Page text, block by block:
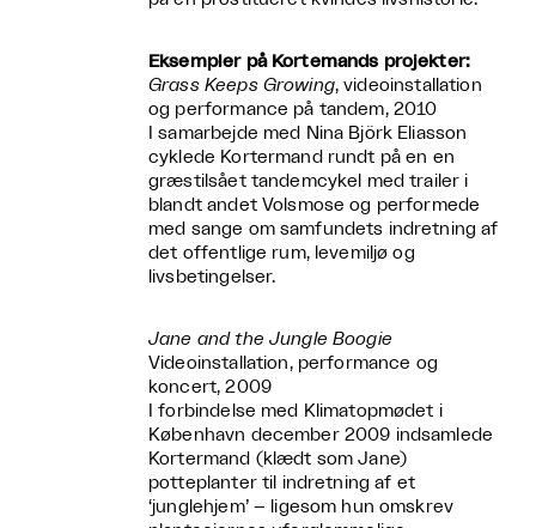
Eksempler på Kortemands projekter:
Grass Keeps Growing, videoinstallation
og performance på tandem, 2010
I samarbejde med Nina Björk Eliasson
cyklede Kortermand rundt på en en
græstilsået tandemcykel med trailer i
blandt andet Volsmose og performede
med sange om samfundets indretning af
det offentlige rum, levemiljø og
livsbetingelser.
Jane and the Jungle Boogie
Videoinstallation, performance og
koncert, 2009
I forbindelse med Klimatopmødet i
København december 2009 indsamlede
Kortermand (klædt som Jane)
potteplanter til indretning af et
‘junglehjem’ – ligesom hun omskrev